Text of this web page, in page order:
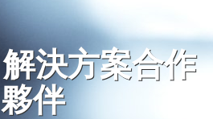
解決方案合作
夥伴